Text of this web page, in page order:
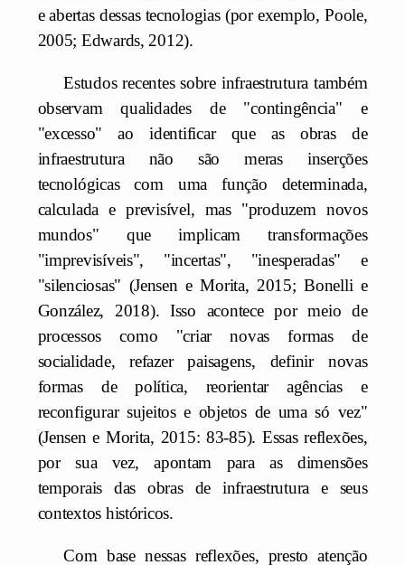
e abertas dessas tecnologias (por exemplo, Poole,
2005; Edwards, 2012).
Estudos recentes sobre infraestrutura também
observam qualidades de "contingência" e
"excesso" ao identificar que as obras de
infraestrutura não são meras inserções
tecnológicas com uma função determinada,
calculada e previsível, mas "produzem novos
mundos" que implicam transformações
"imprevisíveis", "incertas", "inesperadas" e
"silenciosas" (Jensen e Morita, 2015; Bonelli e
González, 2018). Isso acontece por meio de
processos como "criar novas formas de
socialidade, refazer paisagens, definir novas
formas de política, reorientar agências e
reconfigurar sujeitos e objetos de uma só vez"
(Jensen e Morita, 2015: 83-85). Essas reflexões,
por sua vez, apontam para as dimensões
temporais das obras de infraestrutura e seus
contextos históricos.
Com base nessas reflexões, presto atenção